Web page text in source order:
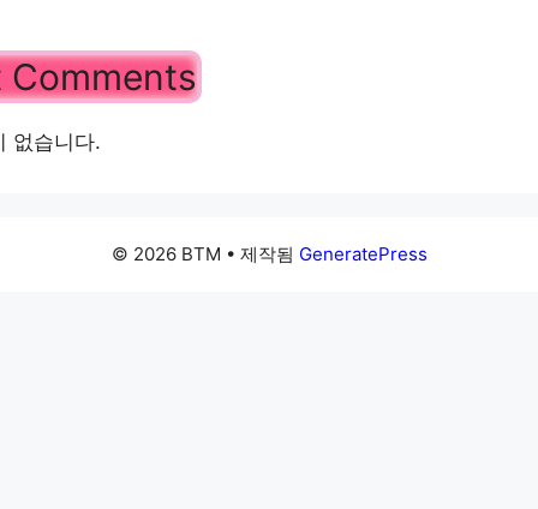
Comments
없습니다.
© 2026 BTM • 제작됨 GeneratePress